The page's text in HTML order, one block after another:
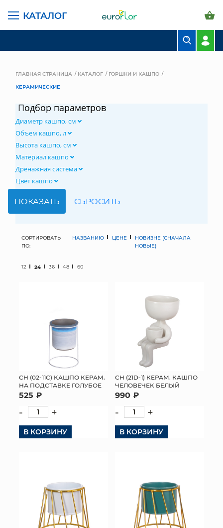
КАТАЛОГ
СВАДЕБНАЯ ФЛОРИСТИКА
МЯГКИЕ ИГРУШКИ
ИСКУССТВЕННЫЕ ЦВЕТЫ
ТОРГОВЫЙ ЦЕНТР
ОПТОВЫМ КЛИЕНТАМ
ДОСТАВКА И ОПЛАТА
ГЛАВНАЯ СТРАНИЦА КАТАЛОГ
ГОРШКИ И КАШПО
КЕРАМИЧЕСКИЕ
Подбор параметров
Диаметр кашпо, см
Объем кашпо, л
Высота кашпо, см
Материал кашпо
Дренажная система
Цвет кашпо
СОРТИРОВАТЬ
ПО:
НАЗВАНИЮ ЦЕНЕ
НОВИЗНЕ (СНАЧАЛА
НОВЫЕ)
12 24 36 48 60
СН (02-11C) КАШПО КЕРАМ.
НА ПОДСТАВКЕ ГОЛУБОЕ
525 ₽
- +
В КОРЗИНУ
СН (21D-1) КЕРАМ. КАШПО
ЧЕЛОВЕЧЕК БЕЛЫЙ
990 ₽
- +
В КОРЗИНУ